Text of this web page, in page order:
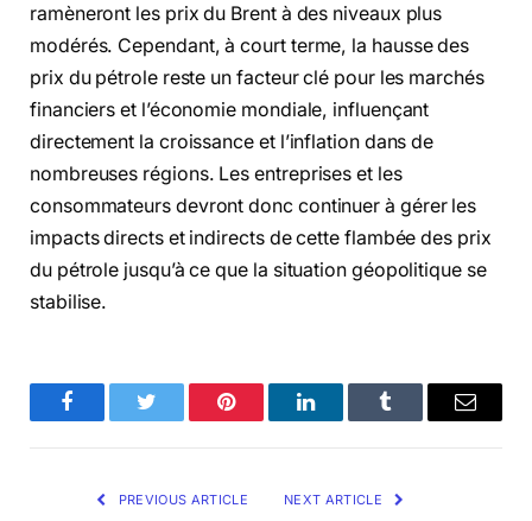
ramèneront les prix du Brent à des niveaux plus
modérés. Cependant, à court terme, la hausse des
prix du pétrole reste un facteur clé pour les marchés
financiers et l’économie mondiale, influençant
directement la croissance et l’inflation dans de
nombreuses régions. Les entreprises et les
consommateurs devront donc continuer à gérer les
impacts directs et indirects de cette flambée des prix
du pétrole jusqu’à ce que la situation géopolitique se
stabilise.
FacebookTwitter Pinterest LinkedInTumblr Email
PREVIOUS ARTICLE NEXT ARTICLE